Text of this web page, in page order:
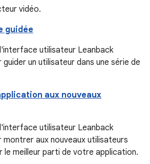
vidéo.
guidée
utilisateur Leanback
un utilisateur dans une série de
aux nouveaux
utilisateur Leanback
aux nouveaux utilisateurs
le meilleur parti de votre application.